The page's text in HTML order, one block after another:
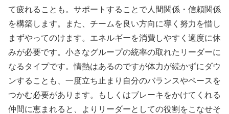
て疲れることも。サポートすることで人間関係・信頼関係
を構築します。また、チームを良い方向に導く努力を惜し
まずやってのけます。エネルギーを消費しやすく適度に休
みが必要です。小さなグループの統率の取れたリーダーに
なるタイプです。情熱はあるのですが体力が続かずにダウ
ンすることも、一度立ち止まり自分のバランスやペースを
つかむ必要があります。もしくはブレーキをかけてくれる
仲間に恵まれると、よりリーダーとしての役割をこなせそ